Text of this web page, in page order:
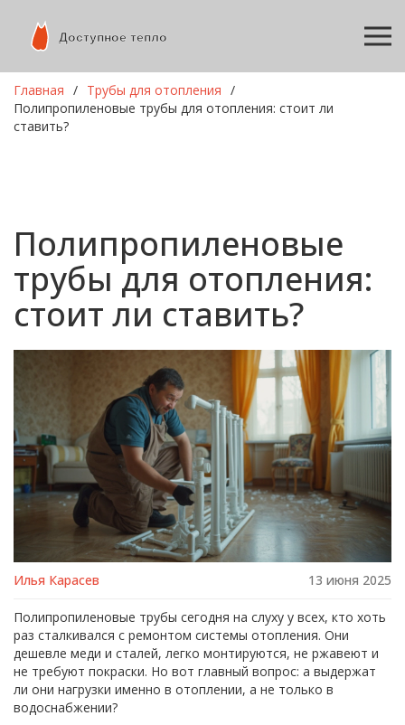
Главная
Трубы для отопления
Полипропиленовые трубы для отопления: стоит ли
ставить?
Полипропиленовые
трубы для отопления:
стоит ли ставить?
Илья Карасев 13 июня 2025
Полипропиленовые трубы сегодня на слуху у всех, кто хоть
раз сталкивался с ремонтом системы отопления. Они
дешевле меди и сталей, легко монтируются, не ржавеют и
не требуют покраски. Но вот главный вопрос: а выдержат
ли они нагрузки именно в отоплении, а не только в
водоснабжении?